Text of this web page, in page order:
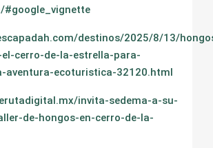
#google_vignette
destinos/2025/8/13/
cerro-de-la-estrella-para-
aventura-ecoturistica-32120.html
invita-sedema-a-su-
de-hongos-en-cerro-de-la-